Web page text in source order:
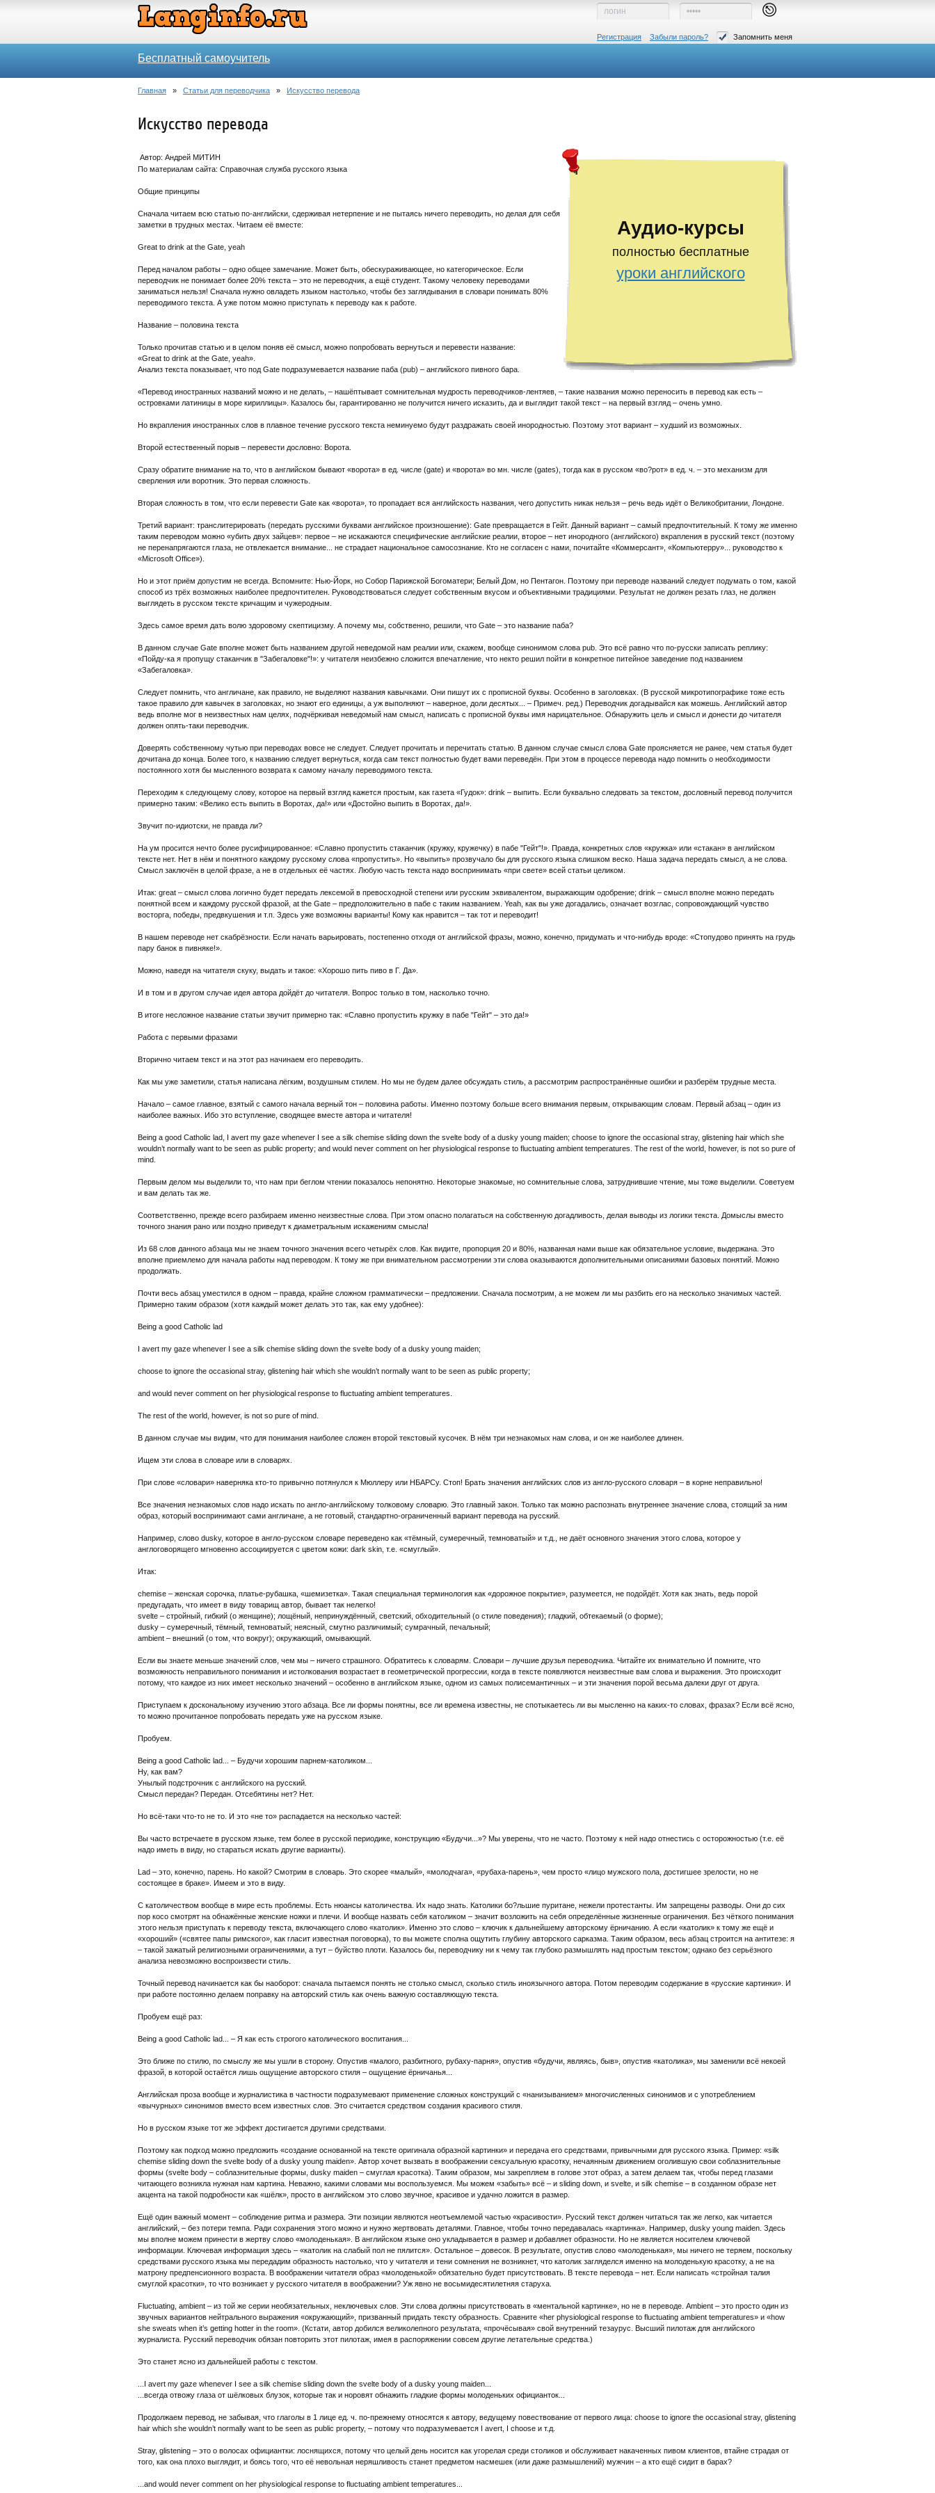
Регистрация Забыли пароль? Запомнить меня
Бесплатный самоучитель
Главная » Статьи для переводчика » Искусство перевода
Искусство перевода
Аудио-курсы
полностью бесплатные
уроки английского
Автор: Андрей МИТИН
По материалам сайта: Справочная служба русского языка
Общие принципы
Сначала читаем всю статью по-английски, сдерживая нетерпение и не пытаясь ничего переводить, но делая для себя
заметки в трудных местах. Читаем её вместе:
Great to drink at the Gate, yeah
Перед началом работы – одно общее замечание. Может быть, обескураживающее, но категорическое. Если
переводчик не понимает более 20% текста – это не переводчик, а ещё студент. Такому человеку переводами
заниматься нельзя! Сначала нужно овладеть языком настолько, чтобы без заглядывания в словари понимать 80%
переводимого текста. А уже потом можно приступать к переводу как к работе.
Название – половина текста
Только прочитав статью и в целом поняв её смысл, можно попробовать вернуться и перевести название:
«Great to drink at the Gate, yeah».
Анализ текста показывает, что под Gate подразумевается название паба (pub) – английского пивного бара.
«Перевод иностранных названий можно и не делать, – нашёптывает сомнительная мудрость переводчиков-лентяев, – такие названия можно переносить в перевод как есть –
островками латиницы в море кириллицы». Казалось бы, гарантированно не получится ничего исказить, да и выглядит такой текст – на первый взгляд – очень умно.
Но вкрапления иностранных слов в плавное течение русского текста неминуемо будут раздражать своей инородностью. Поэтому этот вариант – худший из возможных.
Второй естественный порыв – перевести дословно: Ворота.
Сразу обратите внимание на то, что в английском бывают «ворота» в ед. числе (gate) и «ворота» во мн. числе (gates), тогда как в русском «во?рот» в ед. ч. – это механизм для
сверления или воротник. Это первая сложность.
Вторая сложность в том, что если перевести Gate как «ворота», то пропадает вся английскость названия, чего допустить никак нельзя – речь ведь идёт о Великобритании, Лондоне.
Третий вариант: транслитерировать (передать русскими буквами английское произношение): Gate превращается в Гейт. Данный вариант – самый предпочтительный. К тому же именно
таким переводом можно «убить двух зайцев»: первое – не искажаются специфические английские реалии, второе – нет инородного (английского) вкрапления в русский текст (поэтому
не перенапрягаются глаза, не отвлекается внимание... не страдает национальное самосознание. Кто не согласен с нами, почитайте «Коммерсант», «Компьютерру»... руководство к
«Microsoft Office»).
Но и этот приём допустим не всегда. Вспомните: Нью-Йорк, но Собор Парижской Богоматери; Белый Дом, но Пентагон. Поэтому при переводе названий следует подумать о том, какой
способ из трёх возможных наиболее предпочтителен. Руководствоваться следует собственным вкусом и объективными традициями. Результат не должен резать глаз, не должен
выглядеть в русском тексте кричащим и чужеродным.
Здесь самое время дать волю здоровому скептицизму. А почему мы, собственно, решили, что Gate – это название паба?
В данном случае Gate вполне может быть названием другой неведомой нам реалии или, скажем, вообще синонимом слова pub. Это всё равно что по-русски записать реплику:
«Пойду-ка я пропущу стаканчик в "Забегаловке"!»: у читателя неизбежно сложится впечатление, что некто решил пойти в конкретное питейное заведение под названием
«Забегаловка».
Следует помнить, что англичане, как правило, не выделяют названия кавычками. Они пишут их с прописной буквы. Особенно в заголовках. (В русской микротипографике тоже есть
такое правило для кавычек в заголовках, но знают его единицы, а уж выполняют – наверное, доли десятых... – Примеч. ред.) Переводчик догадывайся как можешь. Английский автор
ведь вполне мог в неизвестных нам целях, подчёркивая неведомый нам смысл, написать с прописной буквы имя нарицательное. Обнаружить цель и смысл и донести до читателя
должен опять-таки переводчик.
Доверять собственному чутью при переводах вовсе не следует. Следует прочитать и перечитать статью. В данном случае смысл слова Gate проясняется не ранее, чем статья будет
дочитана до конца. Более того, к названию следует вернуться, когда сам текст полностью будет вами переведён. При этом в процессе перевода надо помнить о необходимости
постоянного хотя бы мысленного возврата к самому началу переводимого текста.
Переходим к следующему слову, которое на первый взгляд кажется простым, как газета «Гудок»: drink – выпить. Если буквально следовать за текстом, дословный перевод получится
примерно таким: «Велико есть выпить в Воротах, да!» или «Достойно выпить в Воротах, да!».
Звучит по-идиотски, не правда ли?
На ум просится нечто более русифицированное: «Славно пропустить стаканчик (кружку, кружечку) в пабе "Гейт"!». Правда, конкретных слов «кружка» или «стакан» в английском
тексте нет. Нет в нём и понятного каждому русскому слова «пропустить». Но «выпить» прозвучало бы для русского языка слишком веско. Наша задача передать смысл, а не слова.
Смысл заключён в целой фразе, а не в отдельных её частях. Любую часть текста надо воспринимать «при свете» всей статьи целиком.
Итак: great – смысл слова логично будет передать лексемой в превосходной степени или русским эквивалентом, выражающим одобрение; drink – смысл вполне можно передать
понятной всем и каждому русской фразой, at the Gate – предположительно в пабе с таким названием. Yeah, как вы уже догадались, означает возглас, сопровождающий чувство
восторга, победы, предвкушения и т.п. Здесь уже возможны варианты! Кому как нравится – так тот и переводит!
В нашем переводе нет скабрёзности. Если начать варьировать, постепенно отходя от английской фразы, можно, конечно, придумать и что-нибудь вроде: «Стопудово принять на грудь
пару банок в пивняке!».
Можно, наведя на читателя скуку, выдать и такое: «Хорошо пить пиво в Г. Да».
И в том и в другом случае идея автора дойдёт до читателя. Вопрос только в том, насколько точно.
В итоге несложное название статьи звучит примерно так: «Славно пропустить кружку в пабе "Гейт" – это да!»
Работа с первыми фразами
Вторично читаем текст и на этот раз начинаем его переводить.
Как мы уже заметили, статья написана лёгким, воздушным стилем. Но мы не будем далее обсуждать стиль, а рассмотрим распространённые ошибки и разберём трудные места.
Начало – самое главное, взятый с самого начала верный тон – половина работы. Именно поэтому больше всего внимания первым, открывающим словам. Первый абзац – один из
наиболее важных. Ибо это вступление, сводящее вместе автора и читателя!
Being a good Catholic lad, I avert my gaze whenever I see a silk chemise sliding down the svelte body of a dusky young maiden; choose to ignore the occasional stray, glistening hair which she
wouldn’t normally want to be seen as public property; and would never comment on her physiological response to fluctuating ambient temperatures. The rest of the world, however, is not so pure of
mind.
Первым делом мы выделили то, что нам при беглом чтении показалось непонятно. Некоторые знакомые, но сомнительные слова, затруднившие чтение, мы тоже выделили. Советуем
и вам делать так же.
Соответственно, прежде всего разбираем именно неизвестные слова. При этом опасно полагаться на собственную догадливость, делая выводы из логики текста. Домыслы вместо
точного знания рано или поздно приведут к диаметральным искажениям смысла!
Из 68 слов данного абзаца мы не знаем точного значения всего четырёх слов. Как видите, пропорция 20 и 80%, названная нами выше как обязательное условие, выдержана. Это
вполне приемлемо для начала работы над переводом. К тому же при внимательном рассмотрении эти слова оказываются дополнительными описаниями базовых понятий. Можно
продолжать.
Почти весь абзац уместился в одном – правда, крайне сложном грамматически – предложении. Сначала посмотрим, а не можем ли мы разбить его на несколько значимых частей.
Примерно таким образом (хотя каждый может делать это так, как ему удобнее):
Being a good Catholic lad
I avert my gaze whenever I see a silk chemise sliding down the svelte body of a dusky young maiden;
choose to ignore the occasional stray, glistening hair which she wouldn’t normally want to be seen as public property;
and would never comment on her physiological response to fluctuating ambient temperatures.
The rest of the world, however, is not so pure of mind.
В данном случае мы видим, что для понимания наиболее сложен второй текстовый кусочек. В нём три незнакомых нам слова, и он же наиболее длинен.
Ищем эти слова в словаре или в словарях.
При слове «словари» наверняка кто-то привычно потянулся к Мюллеру или НБАРСу. Стоп! Брать значения английских слов из англо-русского словаря – в корне неправильно!
Все значения незнакомых слов надо искать по англо-английскому толковому словарю. Это главный закон. Только так можно распознать внутреннее значение слова, стоящий за ним
образ, который воспринимают сами англичане, а не готовый, стандартно-ограниченный вариант перевода на русский.
Например, слово dusky, которое в англо-русском словаре переведено как «тёмный, сумеречный, темноватый» и т.д., не даёт основного значения этого слова, которое у
англоговорящего мгновенно ассоциируется с цветом кожи: dark skin, т.е. «смуглый».
Итак:
chemise – женская сорочка, платье-рубашка, «шемизетка». Такая специальная терминология как «дорожное покрытие», разумеется, не подойдёт. Хотя как знать, ведь порой
предугадать, что имеет в виду товарищ автор, бывает так нелегко!
svelte – стройный, гибкий (о женщине); лощёный, непринуждённый, светский, обходительный (о стиле поведения); гладкий, обтекаемый (о форме);
dusky – сумеречный, тёмный, темноватый; неясный, смутно различимый; сумрачный, печальный;
ambient – внешний (о том, что вокруг); окружающий, омывающий.
Если вы знаете меньше значений слов, чем мы – ничего страшного. Обратитесь к словарям. Словари – лучшие друзья переводчика. Читайте их внимательно И помните, что
возможность неправильного понимания и истолкования возрастает в геометрической прогрессии, когда в тексте появляются неизвестные вам слова и выражения. Это происходит
потому, что каждое из них имеет несколько значений – особенно в английском языке, одном из самых полисемантичных – и эти значения порой весьма далеки друг от друга.
Приступаем к доскональному изучению этого абзаца. Все ли формы понятны, все ли времена известны, не спотыкаетесь ли вы мысленно на каких-то словах, фразах? Если всё ясно,
то можно прочитанное попробовать передать уже на русском языке.
Пробуем.
Being a good Catholic lad... – Будучи хорошим парнем-католиком...
Ну, как вам?
Унылый подстрочник с английского на русский.
Смысл передан? Передан. Отсебятины нет? Нет.
Но всё-таки что-то не то. И это «не то» распадается на несколько частей:
Вы часто встречаете в русском языке, тем более в русской периодике, конструкцию «Будучи...»? Мы уверены, что не часто. Поэтому к ней надо отнестись с осторожностью (т.е. её
надо иметь в виду, но стараться искать другие варианты).
Lad – это, конечно, парень. Но какой? Смотрим в словарь. Это скорее «малый», «молодчага», «рубаха-парень», чем просто «лицо мужского пола, достигшее зрелости, но не
состоящее в браке». Имеем и это в виду.
С католичеством вообще в мире есть проблемы. Есть нюансы католичества. Их надо знать. Католики бо?льшие пуритане, нежели протестанты. Им запрещены разводы. Они до сих
пор косо смотрят на обнажённые женские ножки и плечи. И вообще назвать себя католиком – значит возложить на себя определённые жизненные ограничения. Без чёткого понимания
этого нельзя приступать к переводу текста, включающего слово «католик». Именно это слово – ключик к дальнейшему авторскому ёрничанию. А если «католик» к тому же ещё и
«хороший» («святее папы римского», как гласит известная поговорка), то вы можете сполна ощутить глубину авторского сарказма. Таким образом, весь абзац строится на антитезе: я
– такой зажатый религиозными ограничениями, а тут – буйство плоти. Казалось бы, переводчику ни к чему так глубоко размышлять над простым текстом; однако без серьёзного
анализа невозможно воспроизвести стиль.
Точный перевод начинается как бы наоборот: сначала пытаемся понять не столько смысл, сколько стиль иноязычного автора. Потом переводим содержание в «русские картинки». И
при работе постоянно делаем поправку на авторский стиль как очень важную составляющую текста.
Пробуем ещё раз:
Being a good Catholic lad... – Я как есть строгого католического воспитания...
Это ближе по стилю, по смыслу же мы ушли в сторону. Опустив «малого, разбитного, рубаху-парня», опустив «будучи, являясь, быв», опустив «католика», мы заменили всё некоей
фразой, в которой остаётся лишь ощущение авторского стиля – ощущение ёрничанья...
Английская проза вообще и журналистика в частности подразумевают применение сложных конструкций с «нанизыванием» многочисленных синонимов и с употреблением
«вычурных» синонимов вместо всем известных слов. Это считается средством создания красивого стиля.
Но в русском языке тот же эффект достигается другими средствами.
Поэтому как подход можно предложить «создание основанной на тексте оригинала образной картинки» и передача его средствами, привычными для русского языка. Пример: «silk
chemise sliding down the svelte body of a dusky young maiden». Автор хочет вызвать в воображении сексуальную красотку, нечаянным движением оголившую свои соблазнительные
формы (svelte body – соблазнительные формы, dusky maiden – смуглая красотка). Таким образом, мы закрепляем в голове этот образ, а затем делаем так, чтобы перед глазами
читающего возникла нужная нам картина. Неважно, какими словами мы воспользуемся. Мы можем «забыть» всё – и sliding down, и svelte, и silk chemise – в созданном образе нет
акцента на такой подробности как «шёлк», просто в английском это слово звучное, красивое и удачно ложится в размер.
Ещё один важный момент – соблюдение ритма и размера. Эти позиции являются неотъемлемой частью «красивости». Русский текст должен читаться так же легко, как читается
английский, – без потери темпа. Ради сохранения этого можно и нужно жертвовать деталями. Главное, чтобы точно передавалась «картинка». Например, dusky young maiden. Здесь
мы вполне можем принести в жертву слово «молоденькая». В английском языке оно укладывается в размер и добавляет образности. Но не является носителем ключевой
информации. Ключевая информация здесь – «католик на слабый пол не пялится». Остальное – довесок. В результате, опустив слово «молоденькая», мы ничего не теряем, поскольку
средствами русского языка мы передадим образность настолько, что у читателя и тени сомнения не возникнет, что католик загляделся именно на молоденькую красотку, а не на
матрону предпенсионного возраста. В воображении читателя образ «молоденькой» обязательно будет присутствовать. В тексте перевода – нет. Если написать «стройная талия
смуглой красотки», то что возникает у русского читателя в воображении? Уж явно не восьмидесятилетняя старуха.
Fluctuating, ambient – из той же серии необязательных, неключевых слов. Эти слова должны присутствовать в «ментальной картинке», но не в переводе. Ambient – это просто один из
звучных вариантов нейтрального выражения «окружающий», призванный придать тексту образность. Сравните «her physiological response to fluctuating ambient temperatures» и «how
she sweats when it’s getting hotter in the room». (Кстати, автор добился великолепного результата, «прочёсывая» свой внутренний тезаурус. Высший пилотаж для английского
журналиста. Русский переводчик обязан повторить этот пилотаж, имея в распоряжении совсем другие летательные средства.)
Это станет ясно из дальнейшей работы с текстом.
...I avert my gaze whenever I see a silk chemise sliding down the svelte body of a dusky young maiden...
...всегда отвожу глаза от шёлковых блузок, которые так и норовят обнажить гладкие формы молоденьких официанток...
Продолжаем перевод, не забывая, что глаголы в 1 лице ед. ч. по-прежнему относятся к автору, ведущему повествование от первого лица: choose to ignore the occasional stray, glistening
hair which she wouldn’t normally want to be seen as public property, – потому что подразумевается I avert, I choose и т.д.
Stray, glistening – это о волосах официантки: лоснящихся, потому что целый день носится как угорелая среди столиков и обслуживает накаченных пивом клиентов, втайне страдая от
того, как она плохо выглядит, и боясь того, что её невольная неряшливость станет предметом насмешек (или даже размышлений) мужчин – а кто ещё сидит в барах?
...and would never comment on her physiological response to fluctuating ambient temperatures...